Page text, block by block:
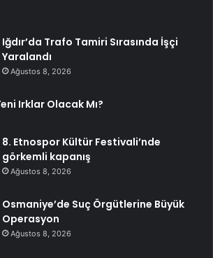
Iğdır’da Trafo Tamiri Sırasında İşçi
Yaralandı
Ağustos 8, 2026
Irklar Olacak Mı?
8. Etnospor Kültür Festivali’nde
görkemli kapanış
Ağustos 8, 2026
Osmaniye’de Suç Örgütlerine Büyük
Operasyon
Ağustos 8, 2026